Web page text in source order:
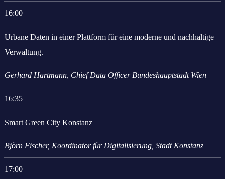
16:00
Urbane Daten in einer Plattform für eine moderne und nachhaltige
Verwaltung.
Gerhard Hartmann, Chief Data Officer Bundeshauptstadt Wien
16:35
Smart Green City Konstanz
Björn Fischer, Koordinator für Digitalisierung, Stadt Konstanz
17:00